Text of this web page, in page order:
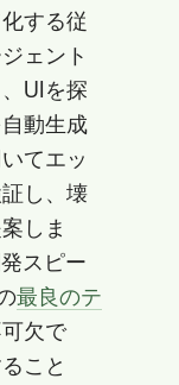
する従
ェント
UIを探
動生成
てエッ
し、壊
しま
スピー
最良のテ
欠で
こと